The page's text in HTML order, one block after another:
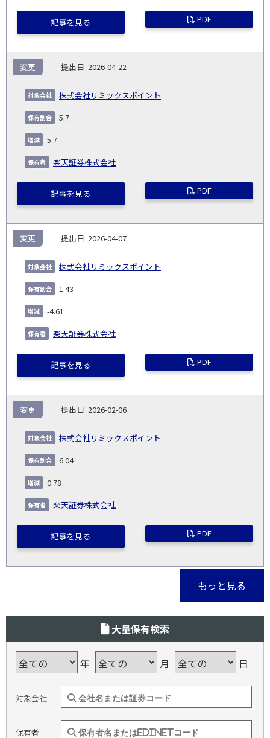
記事を見る PDF
2026-04-22
株式会社リミックスポイント
変更
5.7
5.7
楽天証券株式会社
記事を見る PDF
2026-04-07
株式会社リミックスポイント
変更
1.43
-4.61
楽天証券株式会社
記事を見る PDF
2026-02-06
株式会社リミックスポイント
変更
6.04
0.78
楽天証券株式会社
記事を見る PDF
もっと見る
大量保有検索
年 月 日
対象会社
保有者